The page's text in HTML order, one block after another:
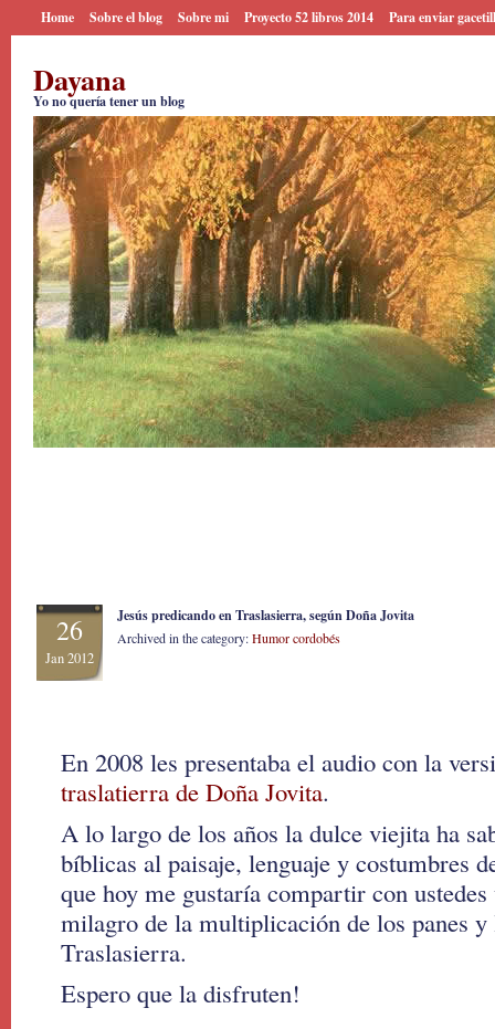
Home Sobre el blog Sobre mi Proyecto 52 libros 2014 Para enviar
Dayana
Yo no quería tener un blog
26
Jan 2012
Jesús predicando en Traslasierra, según Doña Jovita
Archived in the category:Humor cordobés
En 2008 les presentaba el audio con la
traslatierra de Doña Jovita.
A lo largo de los años la dulce viejita ha
bíblicas al paisaje, lenguaje y costumbres
que hoy me gustaría compartir con
milagro de la multiplicación de los panes y
Traslasierra.
Espero que la disfruten!